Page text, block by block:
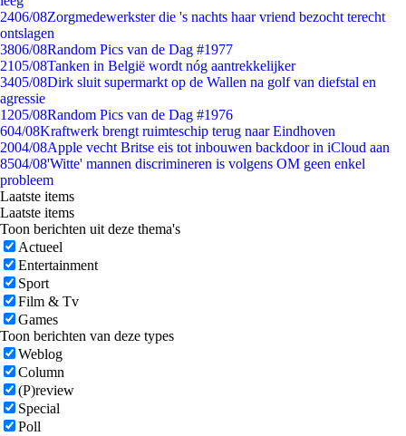
2406/08Zorgmedewerkster die 's nachts haar vriend bezocht terecht
ontslagen
3806/08Random Pics van de Dag #1977
2105/08Tanken in België wordt nóg aantrekkelijker
3405/08Dirk sluit supermarkt op de Wallen na golf van diefstal en
agressie
1205/08Random Pics van de Dag #1976
604/08Kraftwerk brengt ruimteschip terug naar Eindhoven
2004/08Apple vecht Britse eis tot inbouwen backdoor in iCloud aan
8504/08'Witte' mannen discrimineren is volgens OM geen enkel
probleem
Laatste items
Laatste items
Toon berichten uit deze thema's
Actueel
Entertainment
Sport
Film & Tv
Games
Toon berichten van deze types
Weblog
Column
(P)review
Special
Poll